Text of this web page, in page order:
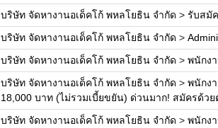
บริษัท จัดหางานอเด็คโก้ พหลโยธิน จำกัด > รับสมั
บริษัท จัดหางานอเด็คโก้ พหลโยธิน จำกัด >
บริษัท จัดหางานอเด็คโก้ พหลโยธิน จำกัด > พนักง
บริษัท จัดหางานอเด็คโก้ พหลโยธิน จำกัด > พนักง
18,000 บาท (ไม่รวมเบี้ยขยัน) ด่วนมาก! สมัครด้ว
บริษัท จัดหางานอเด็คโก้ พหลโยธิน จำกัด > พนักง